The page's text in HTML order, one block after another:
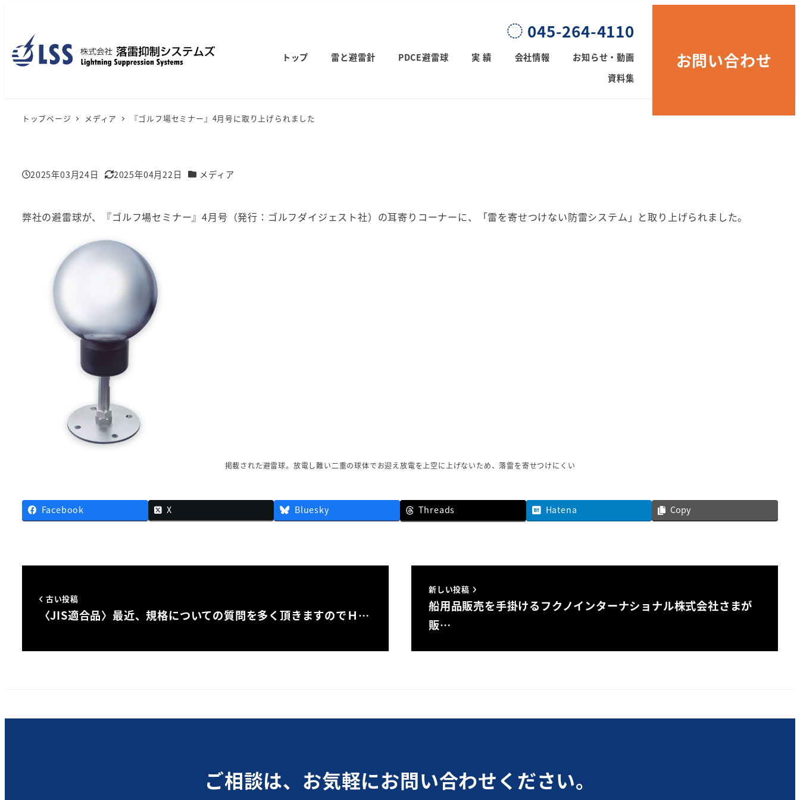
ン
コ
045-264-4110
トップ 雷と避雷針 PDCE避雷球 実 績 会社情報
お知らせ・動画
資料集
お問い合わせ
トップページ メディア 『ゴルフ場セミナー』4月号に取り上げられました
投稿日
2025年03月24日
更新日
2025年04月22日 カテゴリー
メディア
弊社の避雷球が、『ゴルフ場セミナー』4月号（発行：ゴルフダイジェスト社）の耳寄りコーナーに、「雷を寄せつけない防雷システム」と取り上げられました。
掲載された避雷球。放電し難い二重の球体でお迎え放電を上空に上げないため、落雷を寄せつけにくい
Facebook X Bluesky Threads Hatena Copy
古い投稿
〈JIS適合品〉最近、規格についての質問を多く頂きますのでＨ…
新しい投稿
船用品販売を手掛けるフクノインターナショナル株式会社さまが
販…
ご相談は、お気軽にお問い合わせください。